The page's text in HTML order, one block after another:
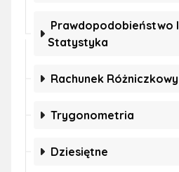
Prawdopodobieństwo I
Statystyka
Rachunek Różniczkowy
Trygonometria
Dziesiętne